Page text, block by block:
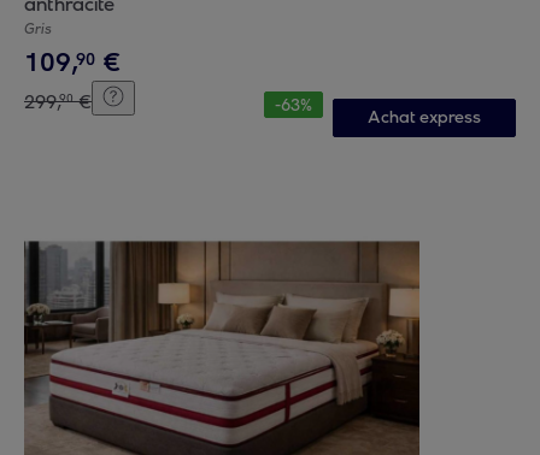
Gris
109,90 €
299,90 € -63%
Achat express